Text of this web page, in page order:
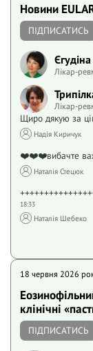
Новини
ПІДПИСАТИСЬ
Лікар-
Лікар-
Щиро дякую за
Надія Киричук
❤️❤️❤️вибачте
Наталія Стецюк
18:33
Наталія Шебеко
18 червня 2026
клінічні
ПІДПИСАТИСЬ